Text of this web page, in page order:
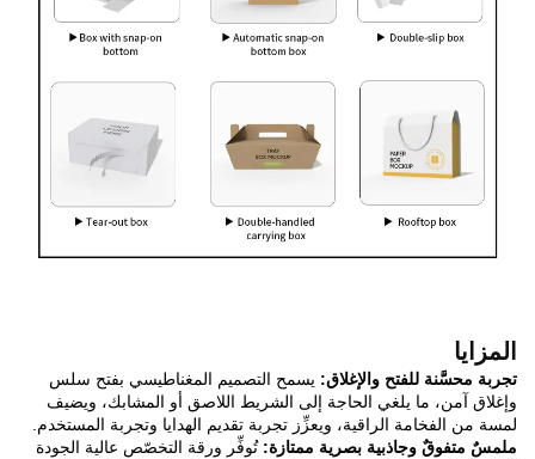
المزايا
تجربة محسَّنة للفتح والإغلاق: يسمح التصميم المغناطيسي بفتح سلس
وإغلاق آمن، ما يلغي الحاجة إلى الشريط اللاصق أو المشابك، ويضيف
لمسة من الفخامة الراقية، ويعزِّز تجربة تقديم الهدايا وتجربة المستخدم.
ملمسٌ متفوقٌ وجاذبية بصرية ممتازة:تُوفِّر ورقة التخصّص عالية الجودة